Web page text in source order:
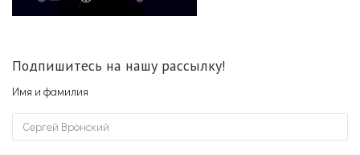
Подпишитесь на нашу рассылку!
Имя и фамилия